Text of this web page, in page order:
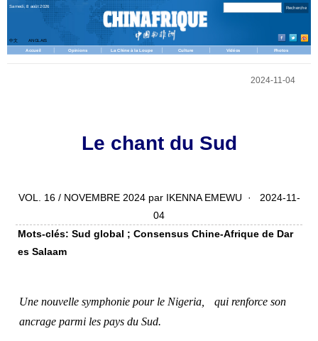
Samedi, 8 août 2026
中文
ANGLAIS
Accueil
Opinions La Chine à la Loupe Culture Vidéos Photos
2024-11-04
Le chant du Sud
VOL. 16 / NOVEMBRE 2024 par IKENNA EMEWU · 2024-11-
04
Mots-clés: Sud global ; Consensus Chine-Afrique de Dar
es Salaam
Une nouvelle symphonie pour le Nigeria,
qui renforce son
ancrage parmi les pays du Sud.